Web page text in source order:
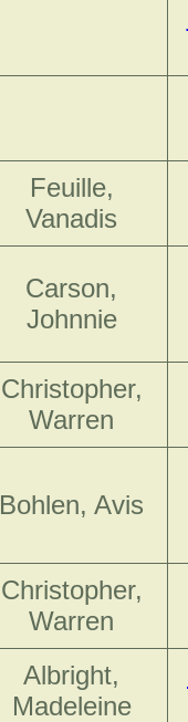
Feuille,
Vanadis
Carson,
Johnnie
Christopher,
Warren
Bohlen, Avis
Christopher,
Warren
Albright,
Madeleine